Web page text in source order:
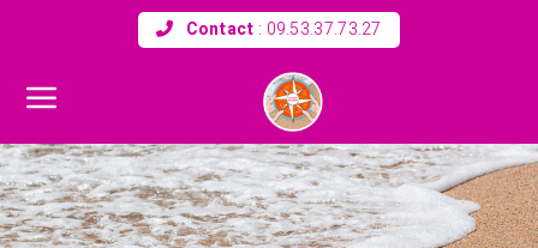
Contact : 09.53.37.73.27